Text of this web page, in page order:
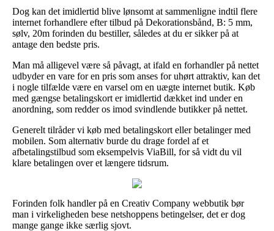
Dog kan det imidlertid blive lønsomt at sammenligne indtil flere
internet forhandlere efter tilbud på Dekorationsbånd, B: 5 mm,
sølv, 20m forinden du bestiller, således at du er sikker på at
antage den bedste pris.
Man må alligevel være så påvagt, at ifald en forhandler på nettet
udbyder en vare for en pris som anses for uhørt attraktiv, kan det
i nogle tilfælde være en varsel om en uægte internet butik. Køb
med gængse betalingskort er imidlertid dækket ind under en
anordning, som redder os imod svindlende butikker på nettet.
Generelt tilråder vi køb med betalingskort eller betalinger med
mobilen. Som alternativ burde du drage fordel af et
afbetalingstilbud som eksempelvis ViaBill, for så vidt du vil
klare betalingen over et længere tidsrum.
Forinden folk handler på en Creativ Company webbutik bør
man i virkeligheden bese netshoppens betingelser, det er dog
mange gange ikke særlig sjovt.